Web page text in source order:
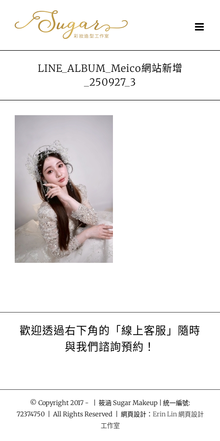
LINE_ALBUM_Meico網站新增
_250927_3
歡迎透過右下角的「線上客服」隨時
與我們諮詢預約！
© Copyright 2017 -
| 筱涵 Sugar Makeup | 統一編號:
72374750 | All Rights Reserved | 網頁設計： Erin Lin 網頁設計
工作室